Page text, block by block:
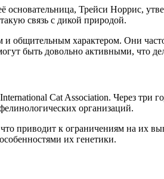
Трейси Норрис,
связь с дикой природой.
характером. Они
быть довольно активными, что
Cat Association. Через три
организаций.
к ограничениям на их
их генетики.